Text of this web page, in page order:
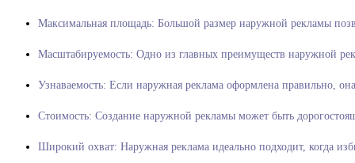
Максимальная площадь: Большой размер наружной рекламы
Масштабируемость: Одно из главных преимуществ наружной
Узнаваемость: Если наружная реклама оформлена правильно,
Стоимость: Создание наружной рекламы может быть
Широкий охват: Наружная реклама идеально подходит, когда